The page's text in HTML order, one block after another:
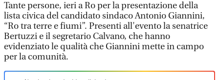
Tante persone, ieri a Ro per la presentazione della
lista civica del candidato sindaco Antonio Giannini,
“Ro tra terre e fiumi”. Presenti all'evento la senatrice
Bertuzzi e il segretario Calvano, che hanno
evidenziato le qualità che Giannini mette in campo
per la comunità.